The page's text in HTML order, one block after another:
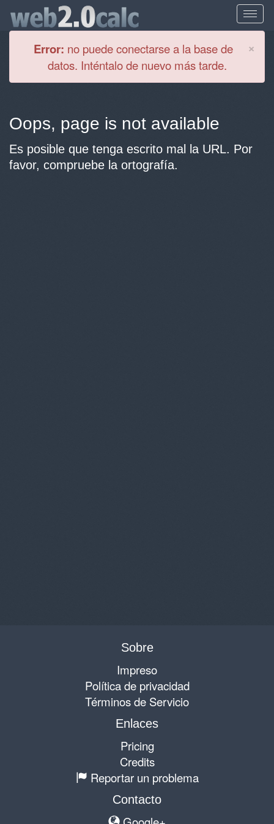
×
Error: no puede conectarse a la base de
datos. Inténtalo de nuevo más tarde.
Oops, page is not available
Es posible que tenga escrito mal la URL. Por
favor, compruebe la ortografía.
Sobre
Impreso
Política de privacidad
Términos de Servicio
Enlaces
Pricing
Credits
Reportar un problema
Contacto